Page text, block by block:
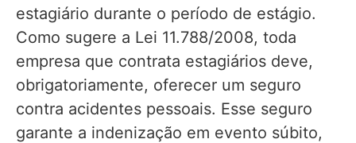
estagiário durante o período de estágio.
Como sugere a Lei 11.788/2008, toda
empresa que contrata estagiários deve,
obrigatoriamente, oferecer um seguro
contra acidentes pessoais. Esse seguro
garante a indenização em evento súbito,